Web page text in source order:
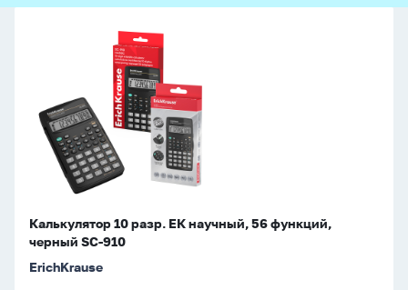
научный,
56
функций,
черный
Калькулятор 10 разр. ЕК научный, 56 функций,
черный SC-910
ErichKrause